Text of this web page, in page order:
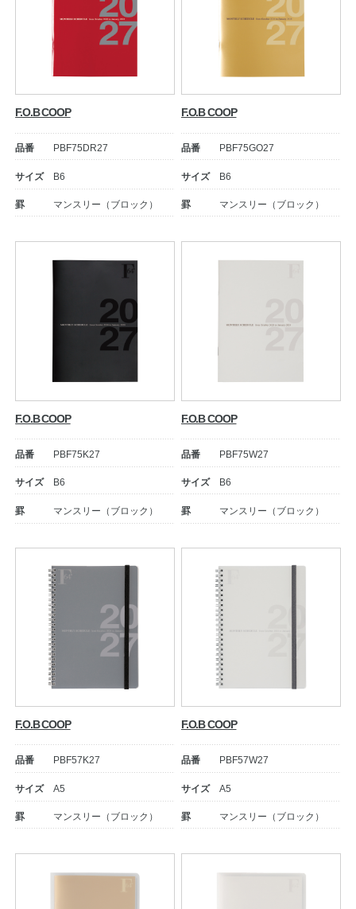
F.O.B COOP
品番 PBF75DR27
サイズ B6
罫 マンスリー（ブロック）
F.O.B COOP
品番 PBF75GO27
サイズ B6
罫 マンスリー（ブロック）
F.O.B COOP
品番 PBF75K27
サイズ B6
罫 マンスリー（ブロック）
F.O.B COOP
品番 PBF75W27
サイズ B6
罫 マンスリー（ブロック）
F.O.B COOP
品番 PBF57K27
サイズ A5
罫 マンスリー（ブロック）
F.O.B COOP
品番 PBF57W27
サイズ A5
罫 マンスリー（ブロック）